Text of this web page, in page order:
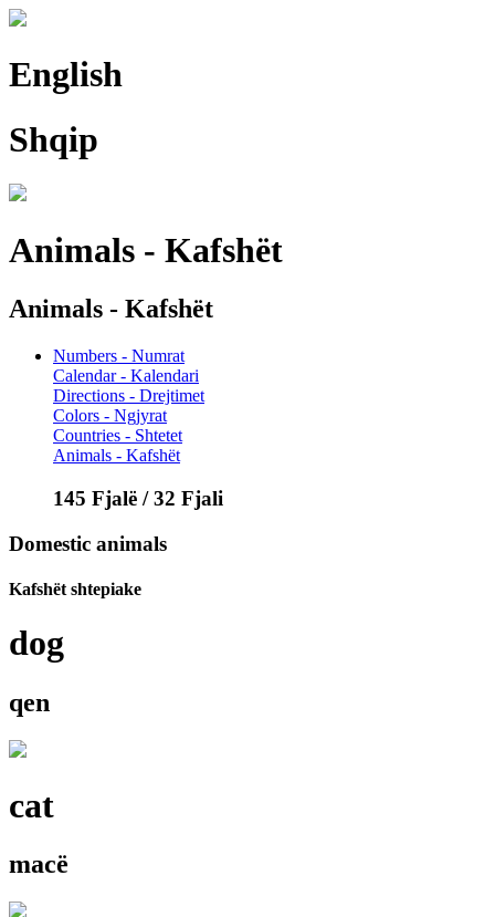
English
Shqip
Animals - Kafshët
Animals - Kafshët
Numbers - Numrat
Calendar - Kalendari
Directions - Drejtimet
Colors - Ngjyrat
Countries - Shtetet
Animals - Kafshët
145 Fjalë / 32 Fjali
Domestic animals
Kafshët shtepiake
dog
qen
cat
macë